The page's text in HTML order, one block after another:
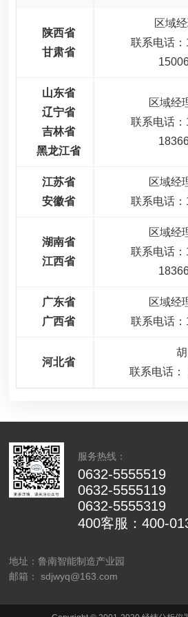
陕西省
甘肃省
区域
联系电话
山东省
辽宁省
吉林省
黑龙江省
区域经
联系电话
江苏省
安徽省
区域经
联系电话
湖南省
江西省
区域经
联系电话
广东省
广西省
区域经
联系电话
河北省
联系电话：
服务热线：
0632-5555519
0632-5555119
0632-5555319
400客服：400-
地址：鲁南智能制造产业园
邮箱： sdjwyq@163.com